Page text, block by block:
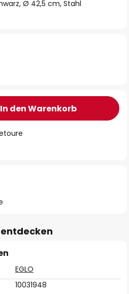
Ø 42,5 cm, Stahl
In den Warenkorb
EGLO
10031948